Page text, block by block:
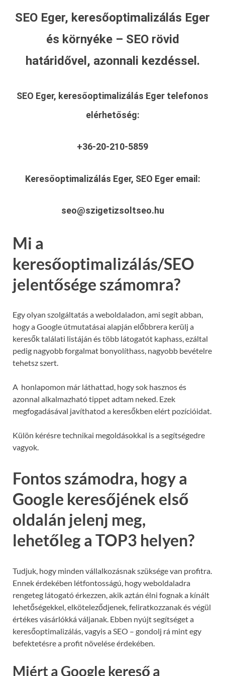
SEO Eger, keresőoptimalizálás Eger
és környéke – SEO rövid
határidővel, azonnali kezdéssel.
SEO Eger, keresőoptimalizálás Eger telefonos
elérhetőség:
+36-20-210-5859
Keresőoptimalizálás Eger, SEO Eger email:
seo@szigetizsoltseo.hu
Mi a
keresőoptimalizálás/SEO
jelentősége számomra?
Egy olyan szolgáltatás a weboldaladon, ami segít abban,
hogy a Google útmutatásai alapján előbbrera kerülj a
keresők találati listáján és több látogatót kaphass, ezáltal
pedig nagyobb forgalmat bonyolíthass, nagyobb bevételre
tehetsz szert.
A honlapomon már láthattad, hogy sok hasznos és
azonnal alkalmazható tippet adtam neked. Ezek
megfogadásával javíthatod a keresőkben elért pozícióidat.
Külön kérésre technikai megoldásokkal is a segítségedre
vagyok.
Fontos számodra, hogy a
Google keresőjének első
oldalán jelenj meg,
lehetőleg a TOP3 helyen?
Tudjuk, hogy minden vállalkozásnak szüksége van profitra.
Ennek érdekében létfontosságú, hogy weboldaladra
rengeteg látogató érkezzen, akik aztán élni fognak a kínált
lehetőségekkel, elköteleződjenek, feliratkozzanak és végül
értékes vásárlókká váljanak. Ebben nyújt segítséget a
keresőoptimalizálás, vagyis a SEO – gondolj rá mint egy
befektetésre a profit növelése érdekében.
Miért a Google kereső a